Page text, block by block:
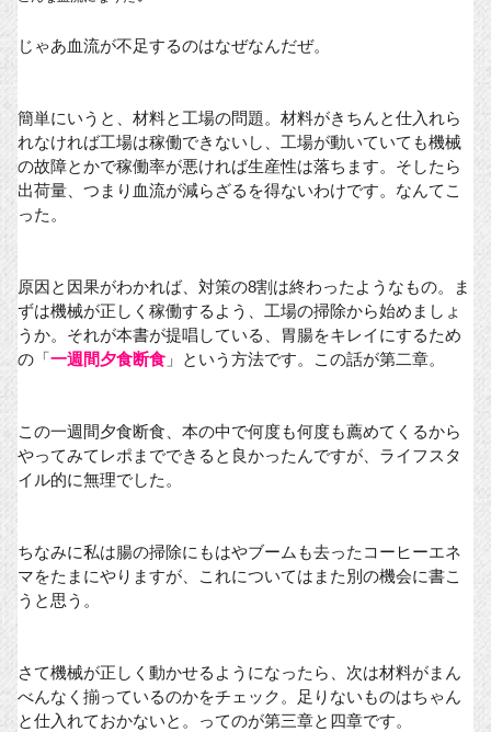
じゃあ血流が不足するのはなぜなんだぜ。
簡単にいうと、材料と工場の問題。材料がきちんと仕入れら
れなければ工場は稼働できないし、工場が動いていても機械
の故障とかで稼働率が悪ければ生産性は落ちます。そしたら
出荷量、つまり血流が減らざるを得ないわけです。なんてこ
った。
原因と因果がわかれば、対策の8割は終わったようなもの。ま
ずは機械が正しく稼働するよう、工場の掃除から始めましょ
うか。それが本書が提唱している、胃腸をキレイにするため
の「一週間夕食断食 」という方法です。この話が第二章。
この一週間夕食断食、本の中で何度も何度も薦めてくるから
やってみてレポまでできると良かったんですが、ライフスタ
イル的に無理でした。
ちなみに私は腸の掃除にもはやブームも去ったコーヒーエネ
マをたまにやりますが、これについてはまた別の機会に書こ
うと思う。
さて機械が正しく動かせるようになったら、次は材料がまん
べんなく揃っているのかをチェック。足りないものはちゃん
と仕入れておかないと。ってのが第三章と四章です。